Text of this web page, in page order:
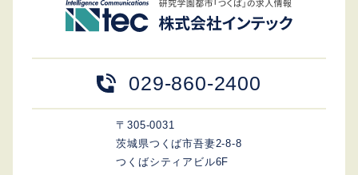
029-860-2400
〒305-0031
茨城県つくば市吾妻2-8-8
つくばシティアビル6F